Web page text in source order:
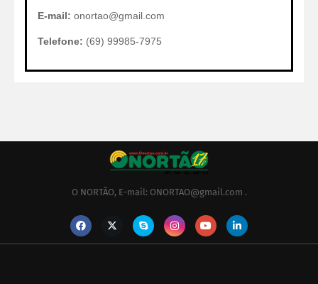
E-mail: onortao@gmail.com
Telefone: (69) 99985-7975
O NORTÃO, E-mail: ONORTAO@gmail.com .